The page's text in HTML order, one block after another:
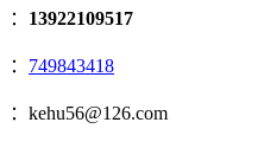
： 13922109517
： 749843418
：kehu56@126.com